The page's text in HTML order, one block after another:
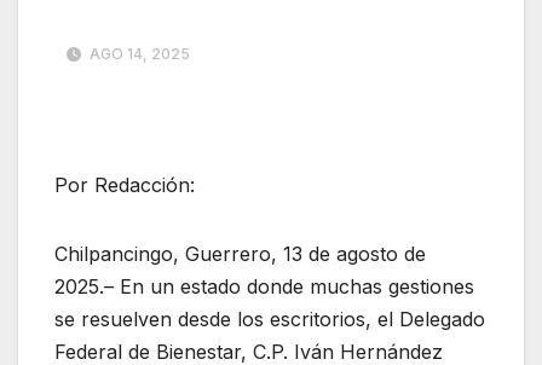
AGO 14, 2025
Por Redacción:
Chilpancingo, Guerrero, 13 de agosto de
2025.– En un estado donde muchas gestiones
se resuelven desde los escritorios, el Delegado
Federal de Bienestar, C.P. Iván Hernández